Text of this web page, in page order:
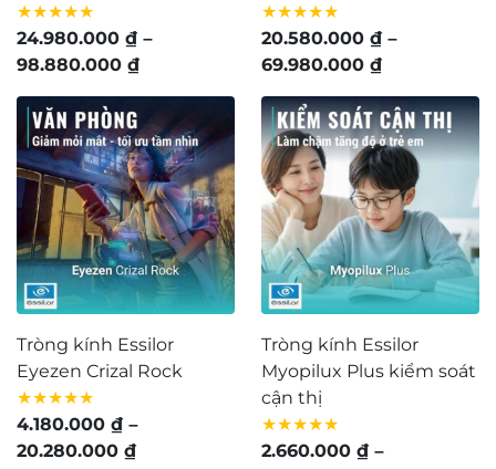
★★★★★
24.980.000 ₫ –
98.880.000 ₫Khoảng
từ
24.980.000 ₫
đến
98.880.000 ₫
★★★★★
20.580.000 ₫ –
69.980.000 ₫Khoảng
từ
20.580.000
đến
69.980.000
Tròng kính Essilor
Eyezen Crizal Rock
★★★★★
4.180.000 ₫ –
20.280.000 ₫Khoảng
Tròng kính Essilor
Myopilux Plus kiểm soát
cận thị
★★★★★
2.660.000 ₫ –